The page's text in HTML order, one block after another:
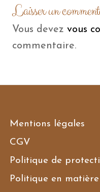
Laisser un
Vous devez vous
commentaire.
Mentions légales
CGV
Politique de
Politique en